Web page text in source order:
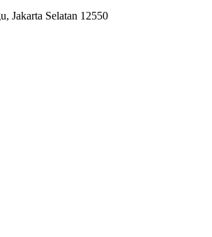
Jakarta Selatan 12550